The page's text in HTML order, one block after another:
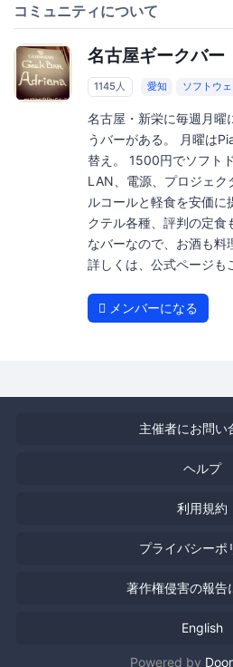
コミュニティについて
名古屋ギークバー
1145人 愛知 ソフトウ
名古屋・新栄に毎週月曜
うバーがある。 月曜は
替え。 1500円でソフト
LAN、電源、プロジェク
ルコールと軽食を安価
クテル各種、評判の定食
なバーなので、お酒も料
詳しくは、公式ページも
メンバーになる
主催者にお問い
ヘルプ
利用規約
プライバシーポ
著作権侵害の報告
English
Powered by